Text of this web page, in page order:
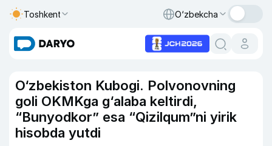
Toshkent O‘zbekcha
O‘zbekiston Kubogi. Polvonovning
goli OKMKga g‘alaba keltirdi,
“Bunyodkor” esa “Qizilqum”ni yirik
hisobda yutdi